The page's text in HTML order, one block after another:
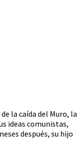
la caída del Muro, la
ideas comunistas,
después, su hijo